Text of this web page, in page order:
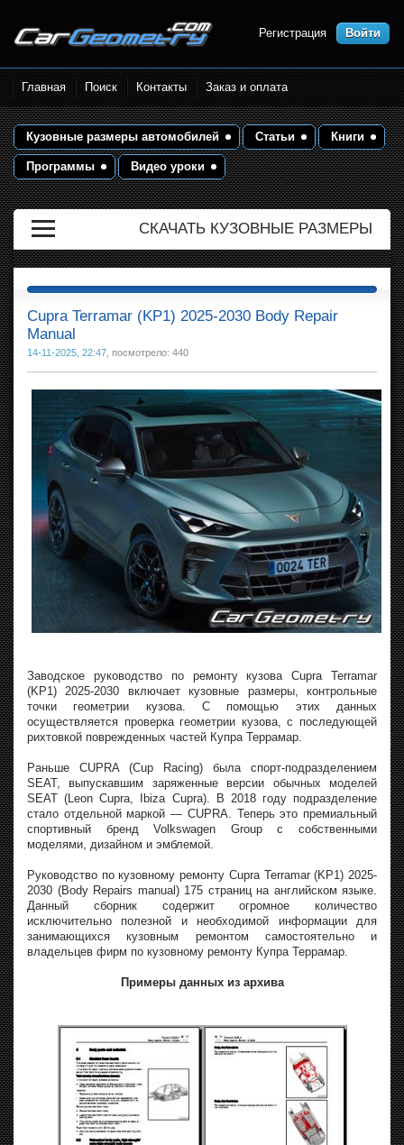
Размеры кузова автомобилей.
Контрольные точки и кузовные
размеры. Геометрия кузова
Регистрация Войти
Главная Поиск Контакты Заказ и оплата
Кузовные размеры автомобилей Статьи Книги
Программы Видео уроки
СКАЧАТЬ КУЗОВНЫЕ РАЗМЕРЫ
Cupra Terramar (KP1) 2025-2030 Body Repair
Manual
14-11-2025, 22:47 , посмотрело: 440
Заводское руководство по ремонту кузова Cupra Terramar
(KP1) 2025-2030 включает кузовные размеры, контрольные
точки геометрии кузова. С помощью этих данных
осуществляется проверка геометрии кузова, с последующей
рихтовкой поврежденных частей Купра Террамар.
Раньше CUPRA (Cup Racing) была спорт-подразделением
SEAT, выпускавшим заряженные версии обычных моделей
SEAT (Leon Cupra, Ibiza Cupra). В 2018 году подразделение
стало отдельной маркой — CUPRA. Теперь это премиальный
спортивный бренд Volkswagen Group с собственными
моделями, дизайном и эмблемой.
Руководство по кузовному ремонту Cupra Terramar (KP1) 2025-
2030 (Body Repairs manual) 175 страниц на английском языке.
Данный сборник содержит огромное количество
исключительно полезной и необходимой информации для
занимающихся кузовным ремонтом самостоятельно и
владельцев фирм по кузовному ремонту Купра Террамар.
Примеры данных из архива